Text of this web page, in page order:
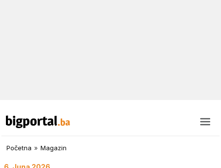
Početna » Magazin